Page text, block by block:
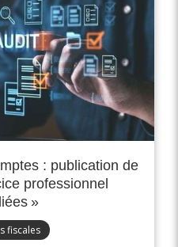
: publication de
professionnel
»
fiscales